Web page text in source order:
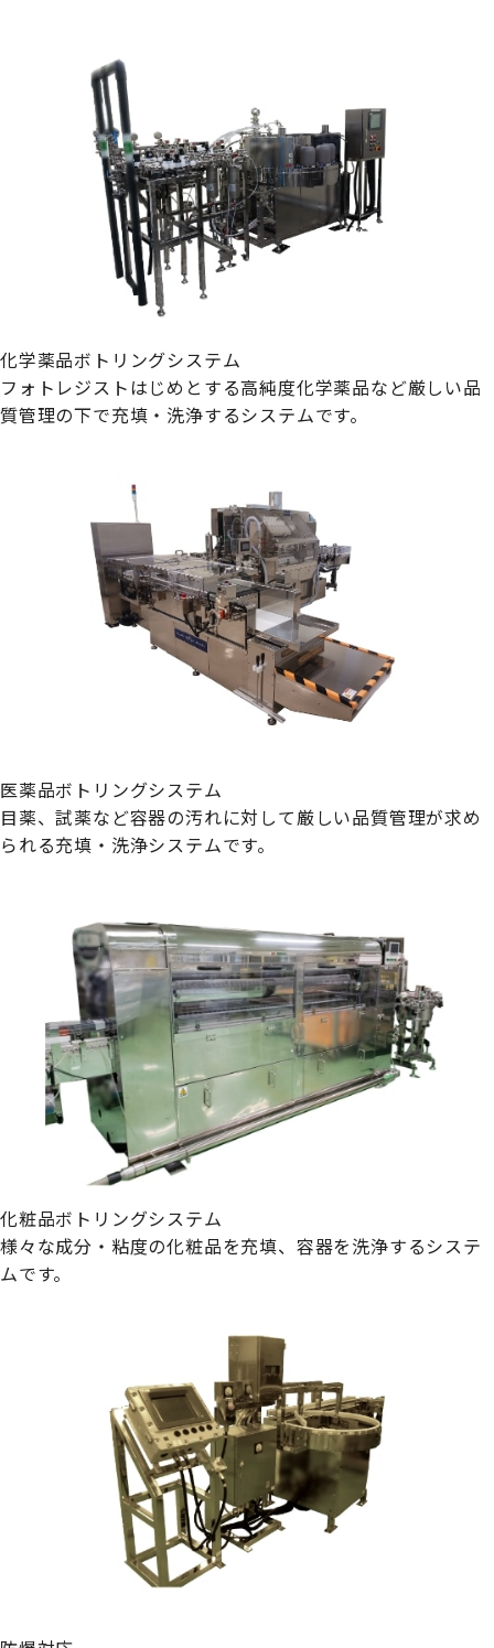
化学薬品ボトリングシステム
フォトレジストはじめとする高純度化学薬品など厳しい品
質管理の下で充填・洗浄するシステムです。
医薬品ボトリングシステム
目薬、試薬など容器の汚れに対して厳しい品質管理が求め
られる充填・洗浄システムです。
化粧品ボトリングシステム
様々な成分・粘度の化粧品を充填、容器を洗浄するシステ
ムです。